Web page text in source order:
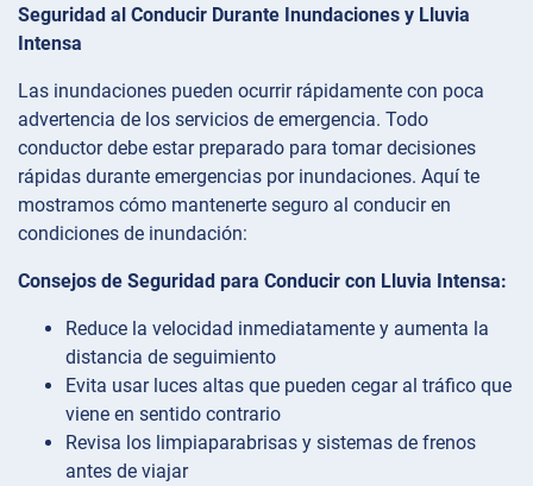
Seguridad al Conducir Durante Inundaciones y Lluvia
Intensa
Las inundaciones pueden ocurrir rápidamente con poca
advertencia de los servicios de emergencia. Todo
conductor debe estar preparado para tomar decisiones
rápidas durante emergencias por inundaciones. Aquí te
mostramos cómo mantenerte seguro al conducir en
condiciones de inundación:
Consejos de Seguridad para Conducir con Lluvia Intensa:
Reduce la velocidad inmediatamente y aumenta la
distancia de seguimiento
Evita usar luces altas que pueden cegar al tráfico que
viene en sentido contrario
Revisa los limpiaparabrisas y sistemas de frenos
antes de viajar